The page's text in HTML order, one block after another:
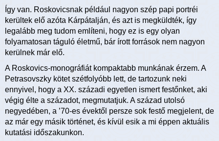
Így van. Roskovicsnak például nagyon szép papi portréi
kerültek elő azóta Kárpátalján, és azt is megküldték, így
legalább meg tudom említeni, hogy ez is egy olyan
folyamatosan táguló életmű, bár írott források nem nagyon
kerülnek már elő.
A Roskovics-monográfiát kompaktabb munkának érzem. A
Petrasovszky kötet szétfolyóbb lett, de tartozunk neki
ennyivel, hogy a XX. századi egyetlen ismert festőnket, aki
végig élte a századot, megmutatjuk. A század utolsó
negyedében, a ’70-es évektől persze sok festő megjelent, de
az már egy másik történet, és kívül esik a mi éppen aktuális
kutatási időszakunkon.